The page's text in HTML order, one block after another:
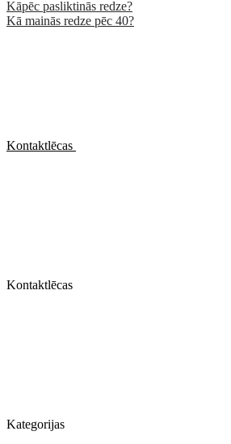
Kāpēc pasliktinās redze?
Kā mainās redze pēc 40?
Kontaktlēcas
Kontaktlēcas
Kategorijas